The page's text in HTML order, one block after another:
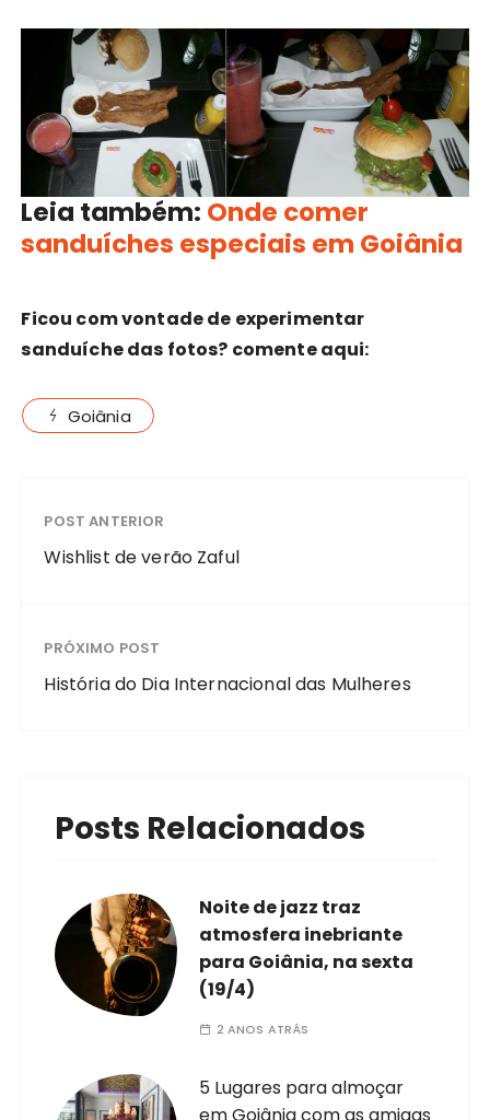
Leia também: Onde comer
sanduíches especiais em Goiânia
Ficou com vontade de experimentar
sanduíche das fotos? comente aqui:
Goiânia
POST ANTERIOR
Wishlist de verão Zaful
PRÓXIMO POST
História do Dia Internacional das Mulheres
Posts Relacionados
Noite de jazz traz
atmosfera inebriante
para Goiânia, na sexta
(19/4)
2 ANOS ATRÁS
5 Lugares para almoçar
em Goiânia com as amigas